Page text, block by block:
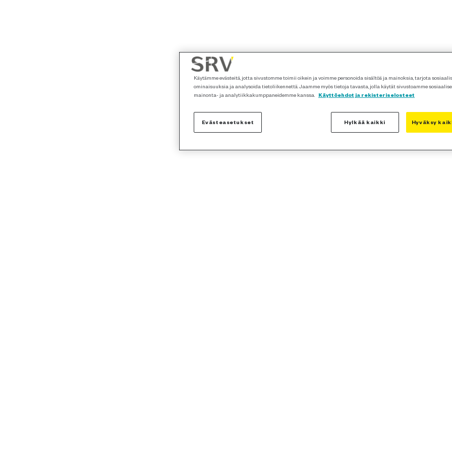
Käytämme evästeitä, jotta sivustomme toimii oikein ja voimme personoida sisältöä ja mainoksia, tarjota
ominaisuuksia ja analysoida tietoliikennettä. Jaamme myös tietoja tavasta, jolla käytät sivustoamme
mainonta- ja analytiikkakumppaneidemme kanssa.
Käyttöehdot ja rekisteriselosteet
Evästeasetukset Hylkää kaikki Hyväksy